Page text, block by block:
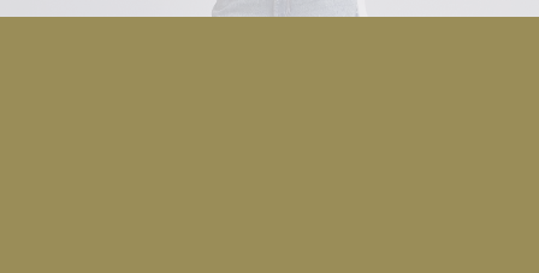
ÇEREZLERLE ILGILI DAHA DETAYLI BILGIYE
ÇEREZ AYDINLATMA